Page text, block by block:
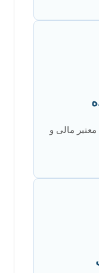
مالی و